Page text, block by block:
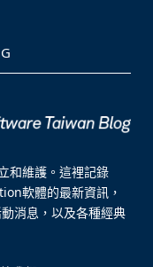
和維護。這裡記錄
軟體的最新資訊，
消息，以及各種經典